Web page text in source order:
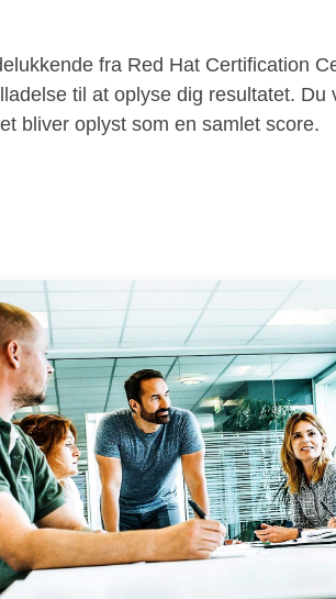
fra Red Hat Certification
til at oplyse dig resultatet. Du
bliver oplyst som en samlet score.